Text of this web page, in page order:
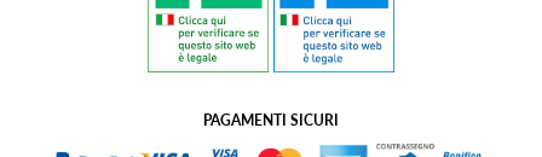
PAGAMENTI SICURI